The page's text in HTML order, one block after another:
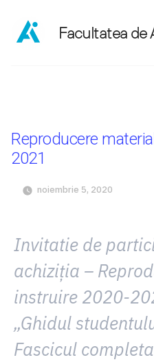
conținut
Reproducere
2021
noiembrie 5, 2020
Invitatie de
achiziţia –
instruire 2020-
„Ghidul
Fascicul